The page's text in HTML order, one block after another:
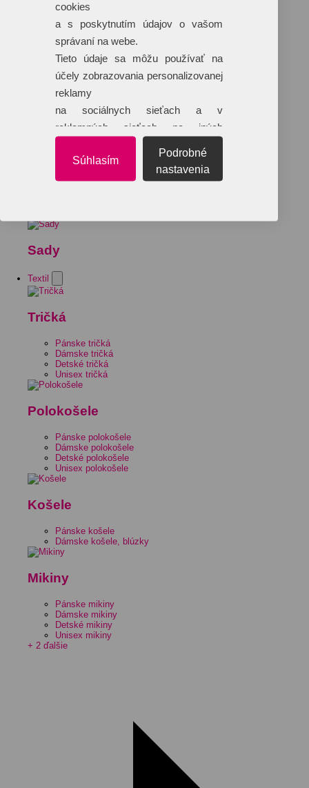
Sady
Textil
Tričká
Pánske tričká
Dámske tričká
Detské tričká
Unisex tričká
Polokošele
Pánske polokošele
Dámske polokošele
Detské polokošele
Unisex polokošele
Košele
Pánske košele
Dámske košele, blúzky
Mikiny
Pánske mikiny
Dámske mikiny
Detské mikiny
Unisex mikiny
+ 2 ďalšie
cookies
a s poskytnutím údajov o vašom
správaní na webe.
Tieto údaje sa môžu používať na
účely zobrazovania personalizovanej
reklamy
na sociálnych sieťach a v
reklamných sieťach na iných
Súhlasím
Podrobné
nastavenia